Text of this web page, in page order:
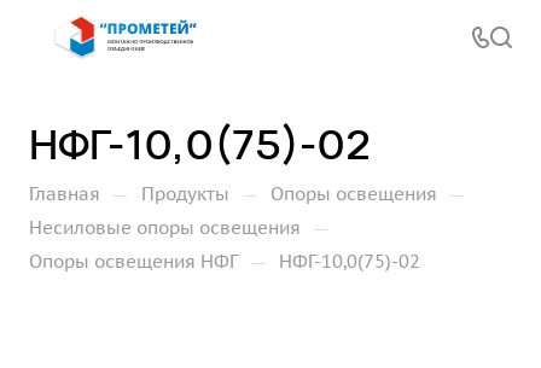
НФГ-10,0(75)-02
Главная — Продукты — Опоры освещения —
Несиловые опоры освещения —
Опоры освещения НФГ — НФГ-10,0(75)-02